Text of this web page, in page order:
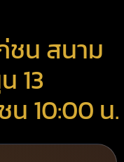
ชน สนาม
13
น 10:00 น.